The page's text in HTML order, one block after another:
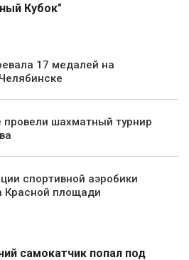
Кубок"
17 медалей на
шахматный турнир
спортивной аэробики
Красной площади
самокатчик попал под